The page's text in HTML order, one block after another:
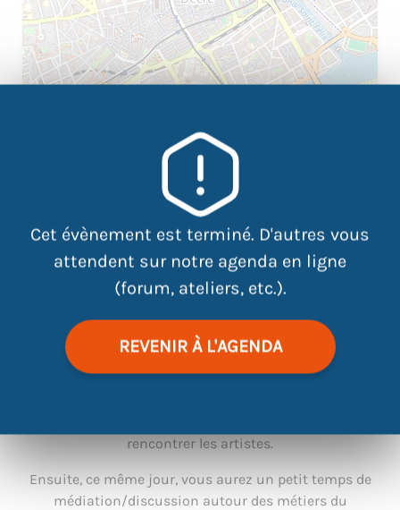
Cet évènement est terminé. D'autres vous
attendent sur notre agenda en ligne
(forum, ateliers, etc.).
REVENIR À L'AGENDA
Leaflet
Si vous êtes intéressé par le monde du du spectacle
vivant cette action est pour vous !
Venez participer à un bénévolat et une découverte
métiers les 10 et 11 juillet dans le cadre du
TERRITOIRE BEAULIEU VIVANTE.
Nous assisterons à un temps dansé LE JEUDI 10
JUILLET DE 16H00 À 18H00, à l’occasion d’une fête de
rencontrer les artistes.
Ensuite, ce même jour, vous aurez un petit temps de
médiation/discussion autour des métiers du